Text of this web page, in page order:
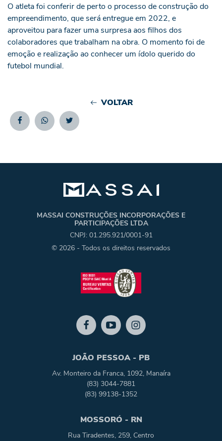
O atleta foi conferir de perto o processo de construção do
empreendimento, que será entregue em 2022, e
aproveitou para fazer uma surpresa aos filhos dos
colaboradores que trabalham na obra. O momento foi de
emoção e realização ao conhecer um ídolo querido do
futebol mundial.
VOLTAR
FacebookWhatsappTwitter
MASSAI CONSTRUÇÕES INCORPORAÇÕES E
PARTICIPAÇÕES LTDA
CNPJ: 01.295.921/0001-91
© 2026 - Todos os direitos reservados
JOÃO PESSOA - PB
Av. Monteiro da Franca, 1092, Manaíra
(83) 3044-7881
(83) 99138-1352
MOSSORÓ - RN
Rua Tiradentes, 259, Centro